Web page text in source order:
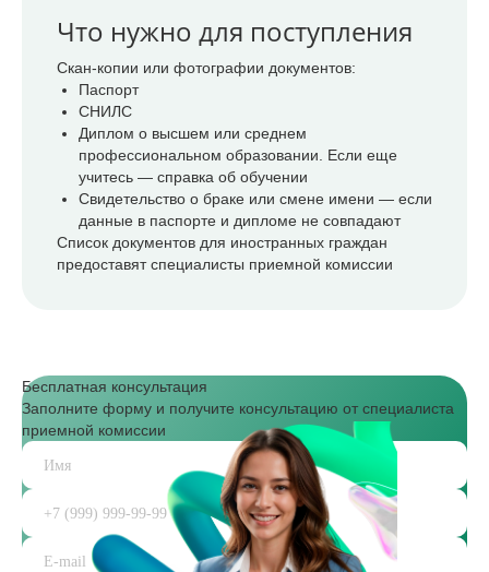
Что нужно для поступления
Скан-копии или фотографии документов:
Паспорт
СНИЛС
Диплом о высшем или среднем
профессиональном образовании. Если еще
учитесь — справка об обучении
Свидетельство о браке или смене имени — если
данные в паспорте и дипломе не совпадают
Список документов для иностранных граждан
предоставят специалисты приемной комиссии
Бесплатная консультация
Заполните форму и получите консультацию от специалиста
приемной комиссии